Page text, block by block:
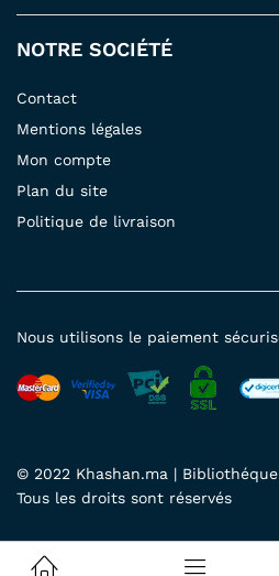
NOTRE SOCIÉTÉ
Contact
Mentions légales
Mon compte
Plan du site
Politique de livraison
© 2022 Khashan.ma |
Tous les droits sont réservés
Nous utilisons le paiement